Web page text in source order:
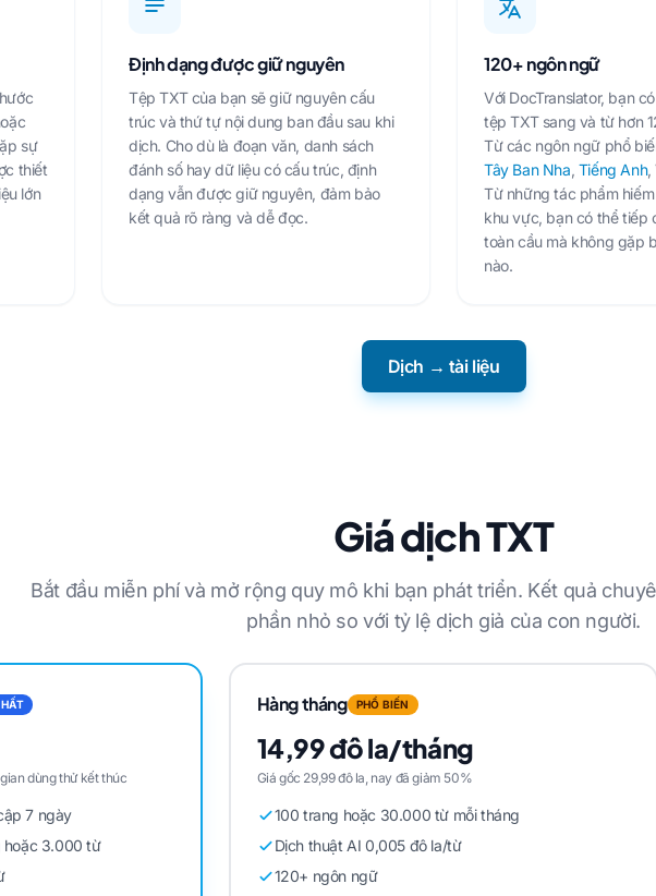
sự
thiết
lớn
Định dạng được giữ nguyên
Tệp TXT của bạn sẽ giữ nguyên cấu
trúc và thứ tự nội dung ban đầu sau khi
dịch. Cho dù là đoạn văn, danh sách
đánh số hay dữ liệu có cấu trúc, định
dạng vẫn được giữ nguyên, đảm bảo
kết quả rõ ràng và dễ đọc.
120+ ngôn ngữ
Với DocTranslator, bạn
tệp TXT sang và từ hơn
Từ các ngôn ngữ phổ
Tây Ban Nha, Tiếng Anh,
Từ những tác phẩm
khu vực, bạn có thể tiếp
toàn cầu mà không gặp
nào.
Dịch → tài liệu
Giá dịch TXT
Bắt đầu miễn phí và mở rộng quy mô khi bạn phát triển. Kết quả
phần nhỏ so với tỷ lệ dịch giả của con người.
dùng thử kết thúc
7 ngày
hoặc 3.000 từ
Hàng tháng PHỔ BIẾN
14,99 đô la/tháng
Giá gốc 29,99 đô la, nay đã giảm 50%
100 trang hoặc 30.000 từ mỗi tháng
Dịch thuật AI 0,005 đô la/từ
120+ ngôn ngữ